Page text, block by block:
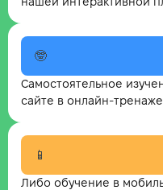
🤓
Самостоятельное
сайте в онлайн-
📱
Либо обучение в